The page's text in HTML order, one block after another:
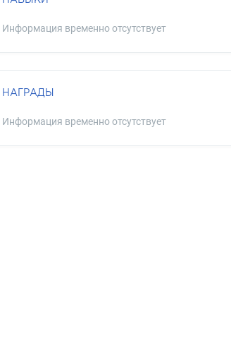
Информация временно отсутствует
НАГРАДЫ
Информация временно отсутствует